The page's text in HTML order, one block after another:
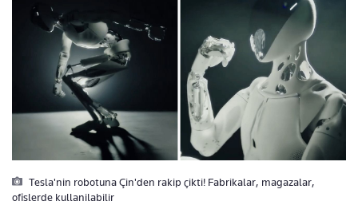
Tesla'nin robotuna Çin'den rakip çikti! Fabrikalar, magazalar,
ofislerde kullanilabilir